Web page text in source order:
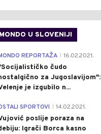
MONDO U SLOVENIJI
REPORTAŽA 16.02.2021.
čudo
za Jugoslavijom":
je izgubilo n...
SPORTOVI 14.02.2021.
poslije poraza na
Igrači Borca kasno